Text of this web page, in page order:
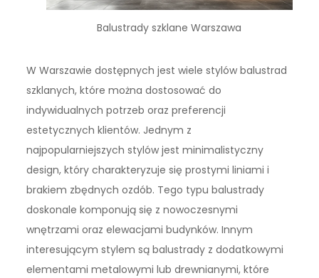
Balustrady szklane Warszawa
W Warszawie dostępnych jest wiele stylów balustrad
szklanych, które można dostosować do
indywidualnych potrzeb oraz preferencji
estetycznych klientów. Jednym z
najpopularniejszych stylów jest minimalistyczny
design, który charakteryzuje się prostymi liniami i
brakiem zbędnych ozdób. Tego typu balustrady
doskonale komponują się z nowoczesnymi
wnętrzami oraz elewacjami budynków. Innym
interesującym stylem są balustrady z dodatkowymi
elementami metalowymi lub drewnianymi, które